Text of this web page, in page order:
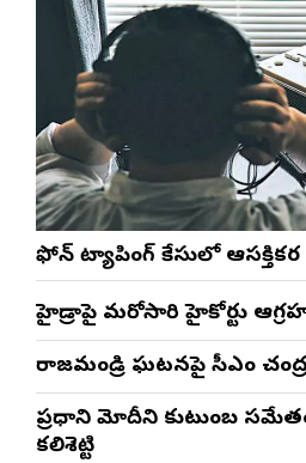
ఫోన్ ట్యాపింగ్ కేసులో
హైడ్రాపై మరోసారి హైకోర్టు
రాజమండ్రి ఘటనపై సీఎం
ప్రధాని మోదీని కుటుంబ
కలిశెట్టి